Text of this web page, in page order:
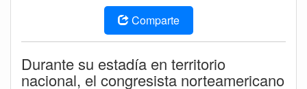
Comparte
Durante su estadía en territorio
nacional, el congresista norteamericano